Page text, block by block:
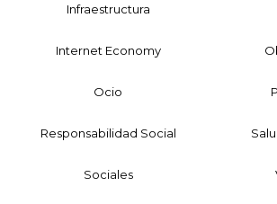
Infraestructura
Internet Economy
Ocio
Responsabilidad Social
Sociales